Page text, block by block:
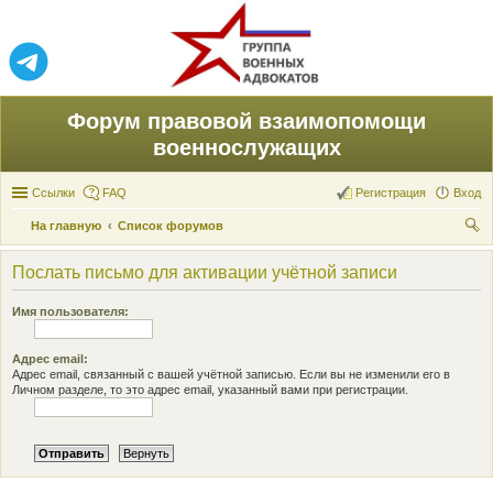
Форум правовой взаимопомощи
военнослужащих
Ссылки FAQ Вход
Регистрация
На главную
Список форумов
ои
Послать письмо для активации учётной записи
Имя пользователя:
Адрес email:
Адрес email, связанный с вашей учётной записью. Если вы не изменили его в
Личном разделе, то это адрес email, указанный вами при регистрации.